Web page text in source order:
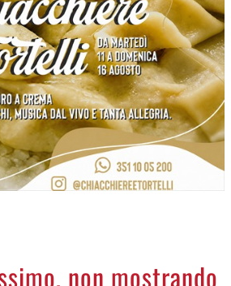
OROSCOPO
LA PIAZZA
ANIMALI
NECROLOGI
ACCEDI
non mostrando